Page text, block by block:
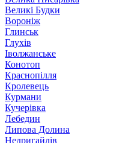
Великі Будки
Вороніж
Глинськ
Глухів
Іволжанське
Конотоп
Краснопілля
Кролевець
Курмани
Кучерівка
Лебедин
Липова Долина
Недригайлів